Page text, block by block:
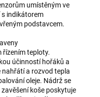
umístěným ve
s indikátorem
podstavcem.
řízením teploty.
účinností hořáků a
a rozvod tepla
oleje. Nádrž se
koše poskytuje